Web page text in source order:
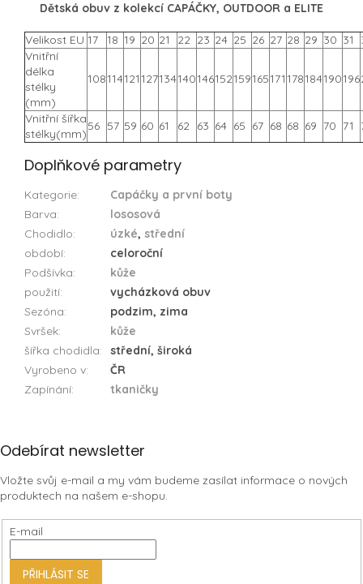
Dětská obuv z kolekcí CAPÁČKY, OUTDOOR a ELITE
Velikost EU 17 18 19 20 21 22 23 24 25 26 27 28 29 30 31
Vnitřní
délka
stélky
(mm)
108114121127134140146152159165171178184190196
Vnitřní šířka
stélky(mm)
56 57 59 60 61 62 63 64 65 67 68 68 69 70 71
Doplňkové parametry
Kategorie:
Capáčky a první boty
Barva:
lososová
Chodidlo: úzké, střední
období:
celoroční
Podšívka:
kůže
použití:
vycházková obuv
Sezóna:
podzim, zima
Svršek:
kůže
šířka chodidla:
střední, široká
Vyrobeno v:
ČR
Zapínání: tkaničky
Z
p
a
t
Odebírat newsletter
Vložte svůj e-mail a my vám budeme zasílat informace o nových
produktech na našem e-shopu.
E-mail
PŘIHLÁSIT SE